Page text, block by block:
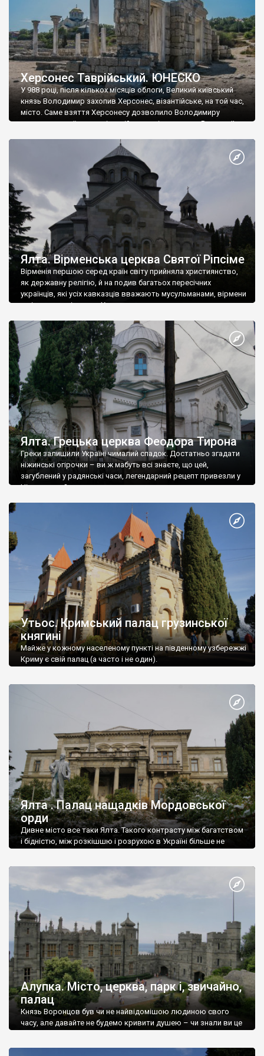
Херсонес Таврійський. ЮНЕСКО
У 988 році, після кількох місяців облоги, Великий київський
князь Володимир захопив Херсонес, візантійське, на той час,
місто. Саме взяття Херсонесу дозволило Володимиру
диктувати свої умови візантійському імператору Василю ІІ, та
Херсонесі Володимир-язичник, став Василем-християнином.
А потім було Хрещення Русі. На честь Херсонесу Таврійського
Ялта. Вірменська церква Святої Ріпсіме
Вірменія першою серед країн світу прийняла християнство,
як державну релігію, й на подив багатьох пересічних
українців, які усіх кавказців вважають мусульманами, вірмени
є відданими вірянами Христа
Ялта. Грецька церква Феодора Тирона
Греки залишили Україні чималий спадок. Достатньо згадати
ніжинські огірочки – ви ж мабуть всі знаєте, що цей,
загублений у радянські часи, легендарний рецепт привезли у
Ніжин греки?
Утьос. Кримський палац грузинської
княгині
Майже у кожному населеному пункті на південному узбережжі
Криму є свій палац (а часто і не один).
Ялта . Палац нащадків Мордовської
орди
Дивне місто все таки Ялта. Такого контрасту між багатством
і бідністю, між розкішшю і розрухою в Україні більше не
Алупка. Місто, церква, парк і, звичайно,
палац
Князь Воронцов був чи не найвідомішою людиною свого
часу, але давайте не будемо кривити душею – чи знали ви це